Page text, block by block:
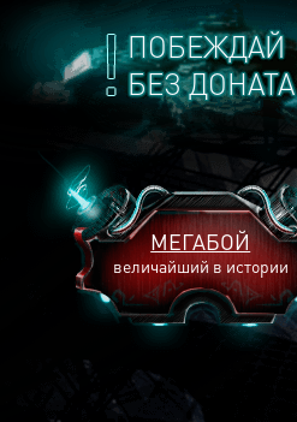
ПОБЕЖДАЙ
БЕЗ ДОНАТА
МЕГАБОЙ
величайший в истории